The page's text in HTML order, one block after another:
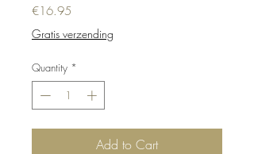
€16.95
Gratis verzending
Quantity *
Add to Cart